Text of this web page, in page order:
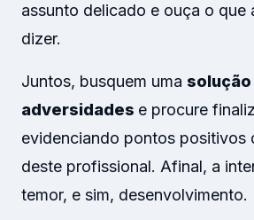
assunto delicado e ouça o que
dizer.
Juntos, busquem uma solução
adversidades e procure
evidenciando pontos positivos
deste profissional. Afinal, a
temor, e sim, desenvolvimento.